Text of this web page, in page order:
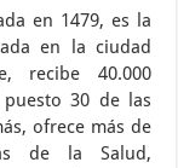
en 1479, es la
en la ciudad
recibe 40.000
30 de las
ofrece más de
de la Salud,